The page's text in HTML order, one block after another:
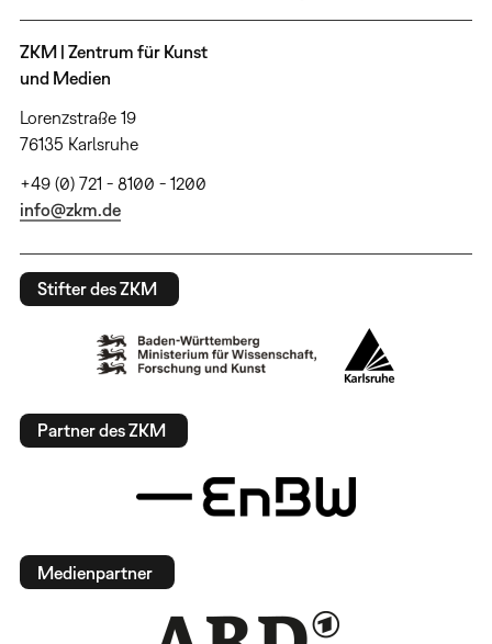
ZKM | Zentrum für Kunst
und Medien
Lorenzstraße 19
76135 Karlsruhe
+49 (0) 721 - 8100 - 1200
info@zkm.de
Stifter des ZKM
Partner des ZKM
Medienpartner